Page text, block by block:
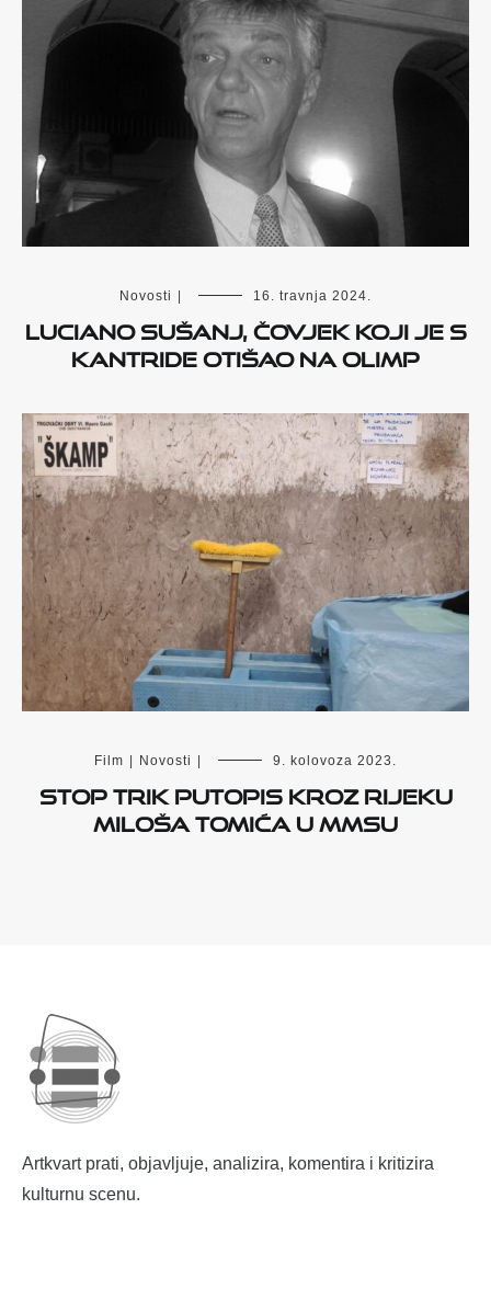
Novosti 16. travnja 2024.
LUCIANO SUŠANJ, ČOVJEK KOJI JE S
KANTRIDE OTIŠAO NA OLIMP
Film Novosti 9. kolovoza 2023.
Stop trik putopis kroz Rijeku
Miloša Tomića u MMSU
Artkvart prati, objavljuje, analizira, komentira i kritizira
kulturnu scenu.